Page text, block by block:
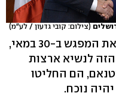
(צילום: קובי גדעון / לע"מ)
הצרפתים תכננו תחילה לקיים את המפגש ב-30 במאי,
לנשיא ארצות
הם החליטו
נוכח.